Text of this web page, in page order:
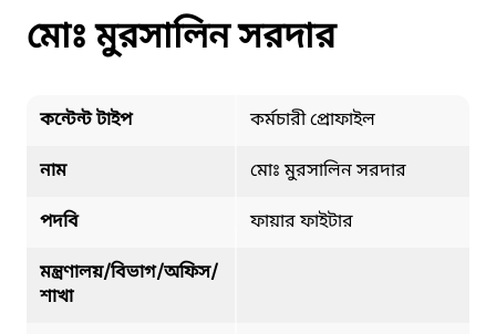
মোঃ মুরসালিন সরদার
কন্টেন্ট টাইপ কর্মচারী প্রোফাইল
নাম মোঃ মুরসালিন সরদার
পদবি ফায়ার ফাইটার
মন্ত্রণালয়/বিভাগ/অফিস/
শাখা